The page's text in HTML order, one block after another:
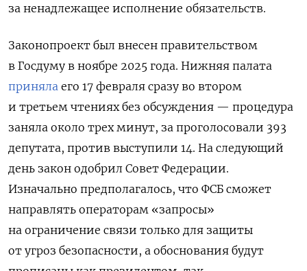
за ненадлежащее исполнение обязательств.
Законопроект был внесен правительством
в Госдуму в ноябре 2025 года. Нижняя палата
приняла его 17 февраля сразу во втором
и третьем чтениях без обсуждения — процедура
заняла около трех минут, за проголосовали 393
депутата, против выступили 14. На следующий
день закон одобрил Совет Федерации.
Изначально предполагалось, что ФСБ сможет
направлять операторам «запросы»
на ограничение связи только для защиты
от угроз безопасности, а обоснования будут